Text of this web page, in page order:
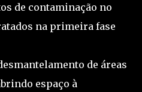
de contaminação no
na primeira fase
de áreas
espaço à